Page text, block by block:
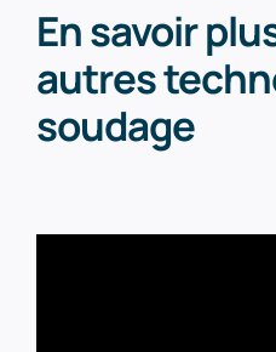
En savoir
autres
soudage